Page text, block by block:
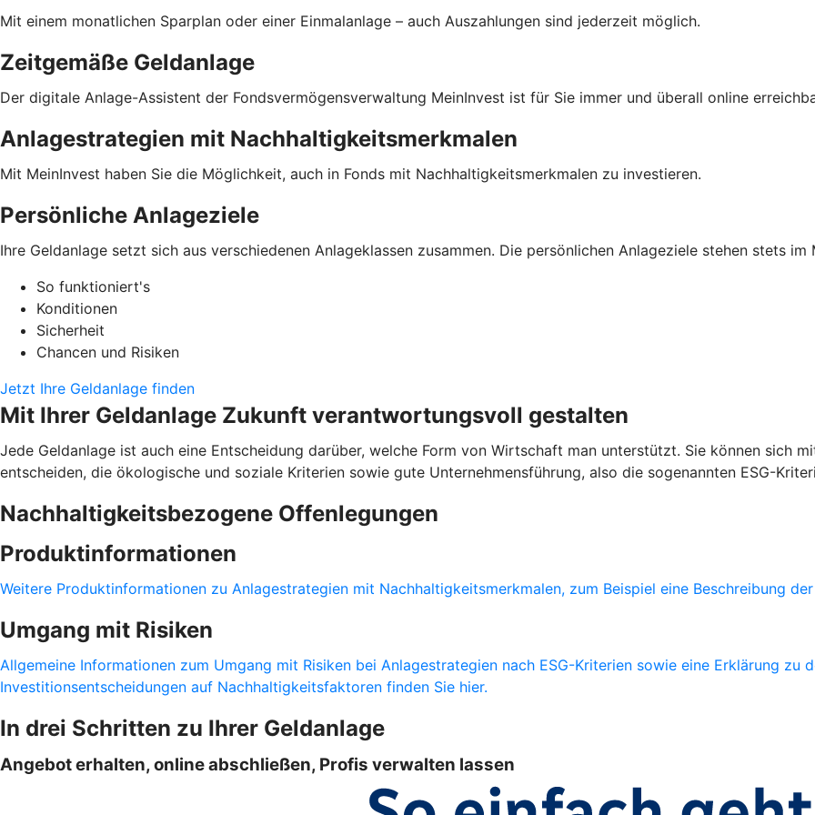
Mit einem monatlichen Sparplan oder einer Einmalanlage – auch Auszahlungen sind jederzeit möglich.
Zeitgemäße Geldanlage
Der digitale Anlage-Assistent der Fondsvermögensverwaltung MeinInvest ist für Sie immer und überall online
Anlagestrategien mit Nachhaltigkeitsmerkmalen
Mit MeinInvest haben Sie die Möglichkeit, auch in Fonds mit Nachhaltigkeitsmerkmalen zu investieren.
Persönliche Anlageziele
Ihre Geldanlage setzt sich aus verschiedenen Anlageklassen zusammen. Die persönlichen Anlageziele stehen stets
So funktioniert's
Konditionen
Sicherheit
Chancen und Risiken
Jetzt Ihre Geldanlage finden
Mit Ihrer Geldanlage Zukunft verantwortungsvoll gestalten
Jede Geldanlage ist auch eine Entscheidung darüber, welche Form von Wirtschaft man unterstützt. Sie können sich
entscheiden, die ökologische und soziale Kriterien sowie gute Unternehmensführung, also die sogenannten ESG-
Nachhaltigkeitsbezogene Offenlegungen
Produktinformationen
Weitere Produktinformationen zu Anlagestrategien mit Nachhaltigkeitsmerkmalen, zum Beispiel eine Beschreibung
Umgang mit Risiken
Allgemeine Informationen zum Umgang mit Risiken bei Anlagestrategien nach ESG-Kriterien sowie eine Erklärung zu
Investitionsentscheidungen auf Nachhaltigkeitsfaktoren finden Sie hier.
In drei Schritten zu Ihrer Geldanlage
Angebot erhalten, online abschließen, Profis verwalten lassen